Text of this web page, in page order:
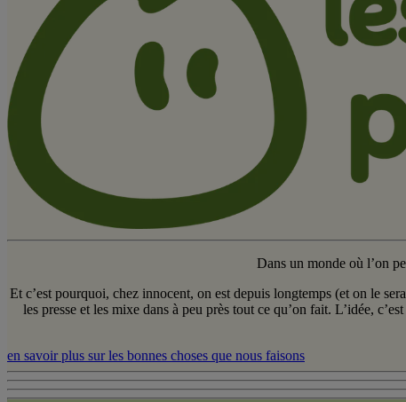
Dans un monde où l’on
Et c’est pourquoi, chez innocent, on est depuis longtemps (et on le
les presse et les mixe dans à peu près tout ce qu’on fait. L’idée,
en savoir plus sur les bonnes choses que nous faisons